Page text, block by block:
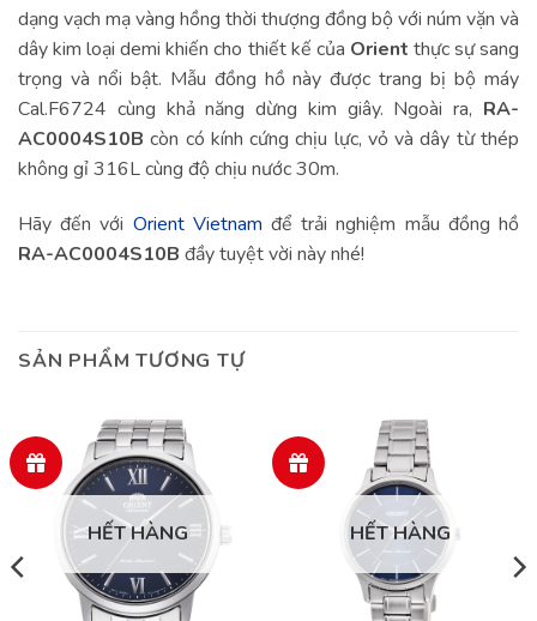
dạng vạch mạ vàng hồng thời thượng đồng bộ với núm vặn và
dây kim loại demi khiến cho thiết kế của Orient thực sự sang
trọng và nổi bật. Mẫu đồng hồ này được trang bị bộ máy
Cal.F6724 cùng khả năng dừng kim giây. Ngoài ra, RA-
AC0004S10B còn có kính cứng chịu lực, vỏ và dây từ thép
không gỉ 316L cùng độ chịu nước 30m.
Hãy đến với Orient Vietnam để trải nghiệm mẫu đồng hồ
RA-AC0004S10B đầy tuyệt vời này nhé!
SẢN PHẨM TƯƠNG TỰ
HẾT HÀNG HẾT HÀNG